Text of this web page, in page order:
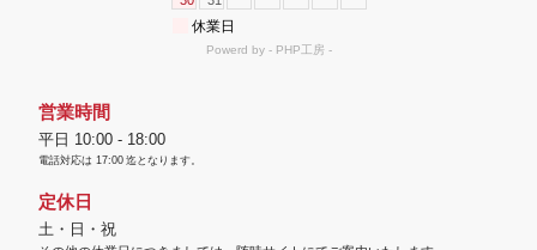
営業時間
平日 10:00 - 18:00
電話対応は 17:00 迄となります。
定休日
土・日・祝